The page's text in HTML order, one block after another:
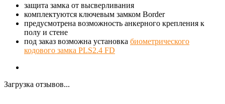
защита замка от высверливания
комплектуются ключевым замком Border
предусмотрена возможность анкерного крепления к
полу и стене
под заказ возможна установка биометрического
кодового замка PLS2.4 FD
Загрузка отзывов...